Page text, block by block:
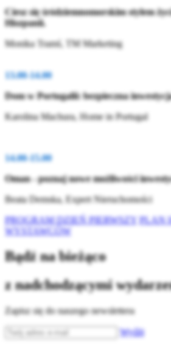
Ciesz się śródziemnomorskim stylem
Hiszpanii.
Monika Tramś, TM Marketing
13.00-14.00
Dom w Portugalii: bezpieczna
Karolina Machura, Home in Portugal
14.00-15.00
Oman - poznaj nowe możliwości
Beata Demska, Expert Nieruchomości
PROGRAM DZIEŃ PIERWSZY PLAN
WYSTAWCÓW
Bądź na bieżąco
z nadchodzącymi
Zapisz się do naszego newslettera
Wyślij